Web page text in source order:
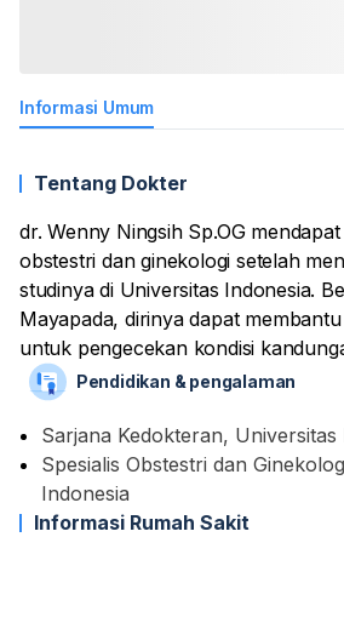
Informasi Umum
Tentang Dokter
dr. Wenny Ningsih Sp.OG
obstestri dan ginekologi setelah
studinya di Universitas Indonesia.
Mayapada, dirinya dapat
untuk pengecekan kondisi
sampai ke proses persalinan.
Layanan lain yang dapat
USG, dan pemasangan dan
dapat melakukan tindakan
rahim dan ovarium para ibu.
Pendidikan & pengalaman
Sarjana Kedokteran, Universitas
Spesialis Obstestri dan
Indonesia
Informasi Rumah Sakit